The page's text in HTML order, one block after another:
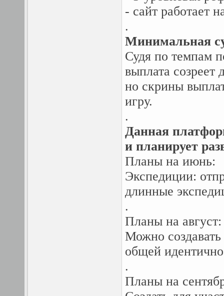
- сайт работает
.
Минимальная
Судя по темпам
выплата созреет
но скрины
игру.
.
Данная
и планирует
Планы на июнь:
Экспедиции:
длинные
.
Планы на август:
Можно
общей
.
Планы на